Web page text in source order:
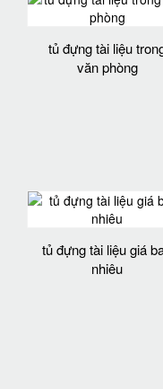
tủ đựng tài liệu
văn phòng
tủ đựng tài liệu giá
nhiêu